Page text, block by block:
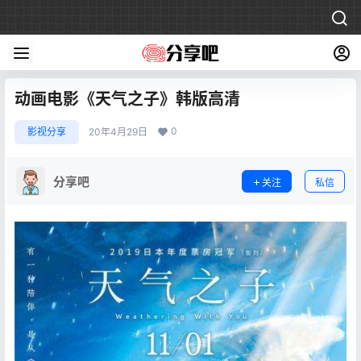
动画电影《天气之子》韩版高清
影视分享 20年4月29日 0
分享吧 关注 私信